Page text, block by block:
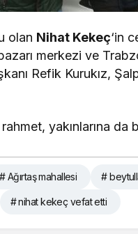
olan Nihat Kekeç‘in
merkezi ve
Refik Kurukız,
rahmet, yakınlarına da
# Ağırtaş mahallesi #
# nihat kekeç vefat etti